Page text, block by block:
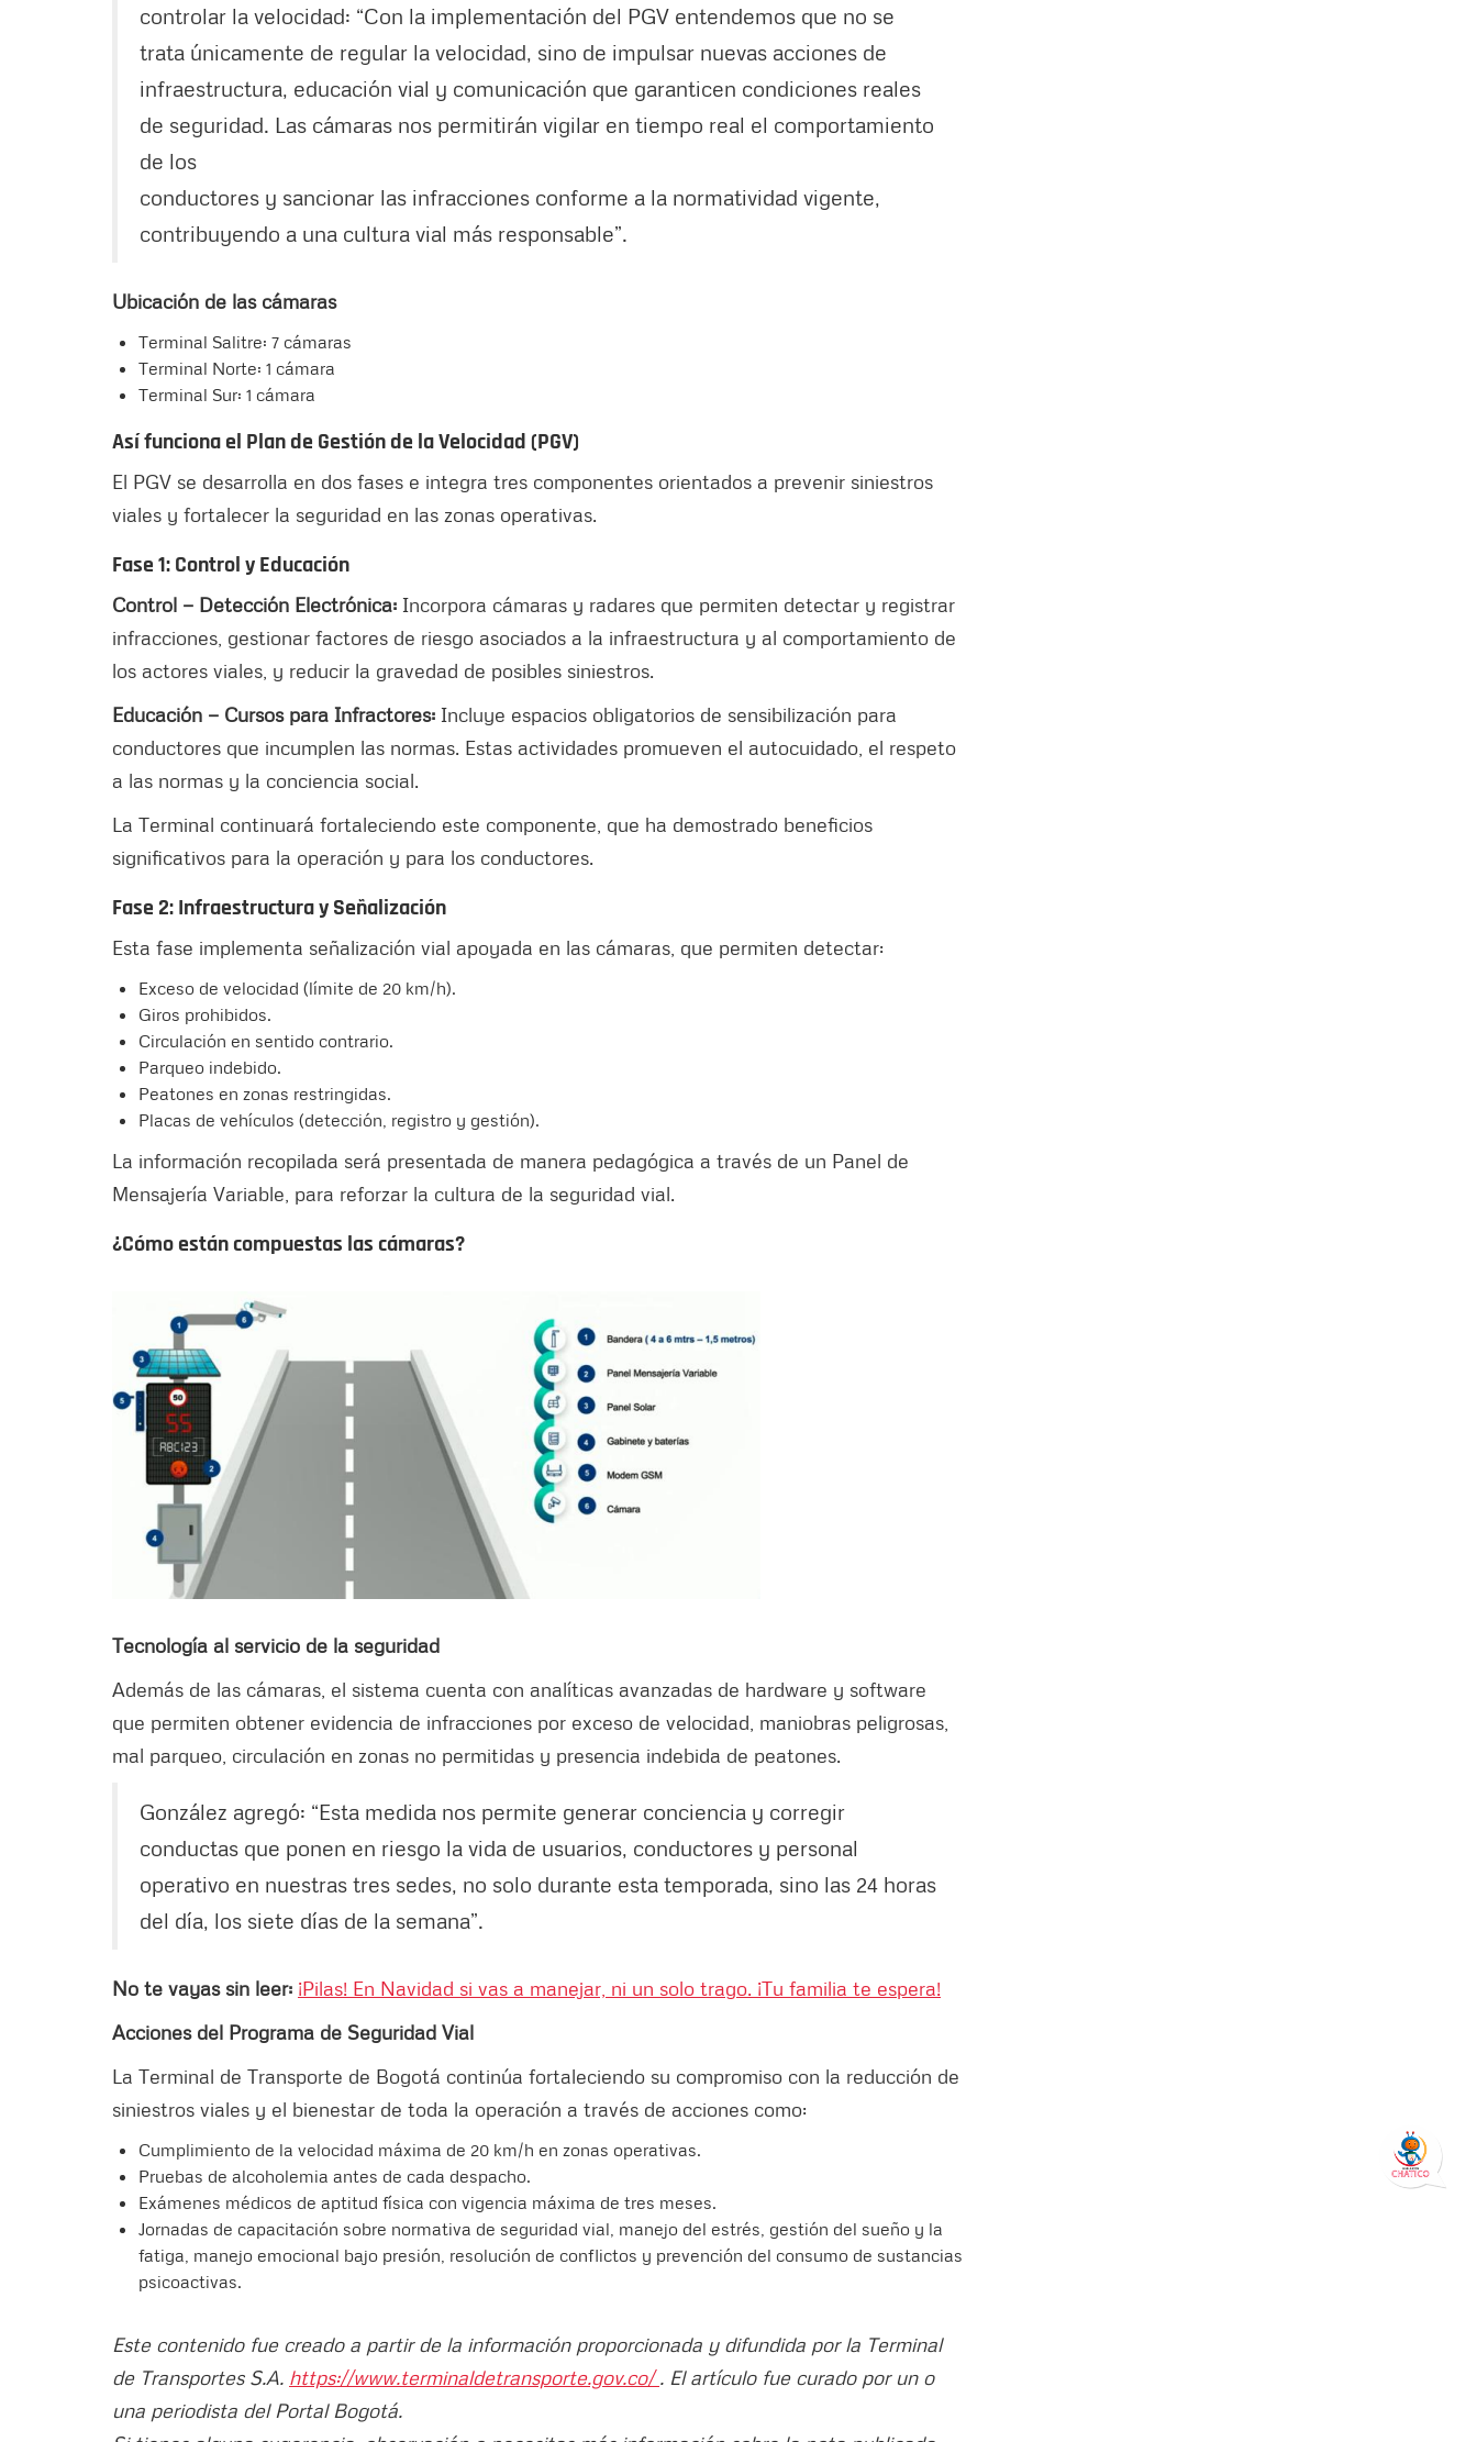
controlar la velocidad: “Con la implementación del PGV entendemos que no se
trata únicamente de regular la velocidad, sino de impulsar nuevas acciones de
infraestructura, educación vial y comunicación que garanticen condiciones reales
de seguridad. Las cámaras nos permitirán vigilar en tiempo real el comportamiento
de los
conductores y sancionar las infracciones conforme a la normatividad vigente,
contribuyendo a una cultura vial más responsable”.
Ubicación de las cámaras
Terminal Salitre: 7 cámaras
Terminal Norte: 1 cámara
Terminal Sur: 1 cámara
Así funciona el Plan de Gestión de la Velocidad (PGV)
El PGV se desarrolla en dos fases e integra tres componentes orientados a prevenir siniestros
viales y fortalecer la seguridad en las zonas operativas.
Fase 1: Control y Educación
Control — Detección Electrónica: Incorpora cámaras y radares que permiten detectar y registrar
infracciones, gestionar factores de riesgo asociados a la infraestructura y al comportamiento de
los actores viales, y reducir la gravedad de posibles siniestros.
Educación — Cursos para Infractores: Incluye espacios obligatorios de sensibilización para
conductores que incumplen las normas. Estas actividades promueven el autocuidado, el respeto
a las normas y la conciencia social.
La Terminal continuará fortaleciendo este componente, que ha demostrado beneficios
significativos para la operación y para los conductores.
Fase 2: Infraestructura y Señalización
Esta fase implementa señalización vial apoyada en las cámaras, que permiten detectar:
Exceso de velocidad (límite de 20 km/h).
Giros prohibidos.
Circulación en sentido contrario.
Parqueo indebido.
Peatones en zonas restringidas.
Placas de vehículos (detección, registro y gestión).
La información recopilada será presentada de manera pedagógica a través de un Panel de
Mensajería Variable, para reforzar la cultura de la seguridad vial.
¿Cómo están compuestas las cámaras?
Tecnología al servicio de la seguridad
Además de las cámaras, el sistema cuenta con analíticas avanzadas de hardware y software
que permiten obtener evidencia de infracciones por exceso de velocidad, maniobras peligrosas,
mal parqueo, circulación en zonas no permitidas y presencia indebida de peatones.
González agregó: “Esta medida nos permite generar conciencia y corregir
conductas que ponen en riesgo la vida de usuarios, conductores y personal
operativo en nuestras tres sedes, no solo durante esta temporada, sino las 24 horas
del día, los siete días de la semana”.
No te vayas sin leer: ¡Pilas! En Navidad si vas a manejar, ni un solo trago. ¡Tu familia te espera!
Acciones del Programa de Seguridad Vial
La Terminal de Transporte de Bogotá continúa fortaleciendo su compromiso con la reducción de
siniestros viales y el bienestar de toda la operación a través de acciones como:
Cumplimiento de la velocidad máxima de 20 km/h en zonas operativas.
Pruebas de alcoholemia antes de cada despacho.
Exámenes médicos de aptitud física con vigencia máxima de tres meses.
Jornadas de capacitación sobre normativa de seguridad vial, manejo del estrés, gestión del sueño y la
fatiga, manejo emocional bajo presión, resolución de conflictos y prevención del consumo de sustancias
psicoactivas.
Este contenido fue creado a partir de la información proporcionada y difundida por la Terminal
de Transportes S.A. https://www.terminaldetransporte.gov.co/. El artículo fue curado por un o
una periodista del Portal Bogotá.